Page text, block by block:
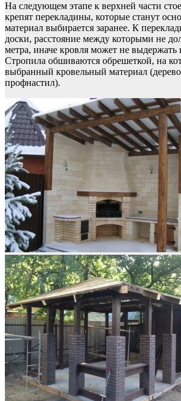
На следующем этапе к верхней части
крепят перекладины, которые станут
материал выбирается заранее. К
доски, расстояние между которыми не
метра, иначе кровля может не выдержать
Стропила обшиваются обрешеткой, на
выбранный кровельный материал
профнастил).